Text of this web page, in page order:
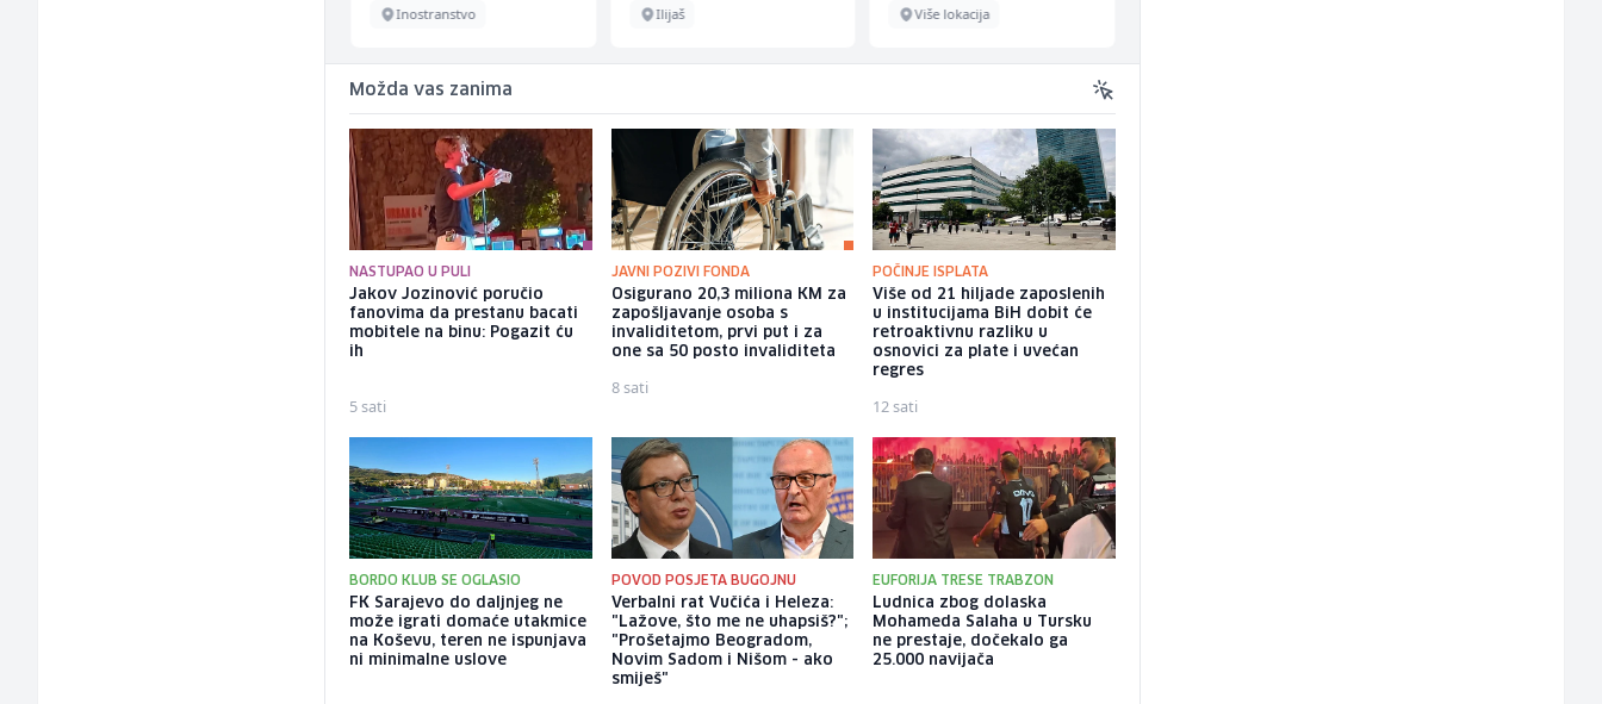
Inostranstvo Ilijaš Više lokacija
Možda vas zanima
NASTUPAO U PULI
Jakov Jozinović poručio
fanovima da prestanu bacati
mobitele na binu: Pogazit ću
ih
5 sati
JAVNI POZIVI FONDA
Osigurano 20,3 miliona KM za
zapošljavanje osoba s
invaliditetom, prvi put i za
one sa 50 posto invaliditeta
8 sati
POČINJE ISPLATA
Više od 21 hiljade zaposlenih
u institucijama BiH dobit će
retroaktivnu razliku u
osnovici za plate i uvećan
regres
12 sati
BORDO KLUB SE OGLASIO
FK Sarajevo do daljnjeg ne
može igrati domaće utakmice
na Koševu, teren ne ispunjava
ni minimalne uslove
POVOD POSJETA BUGOJNU
Verbalni rat Vučića i Heleza:
"Lažove, što me ne uhapsiš?";
"Prošetajmo Beogradom,
Novim Sadom i Nišom - ako
smiješ"
EUFORIJA TRESE TRABZON
Ludnica zbog dolaska
Mohameda Salaha u Tursku
ne prestaje, dočekalo ga
25.000 navijača